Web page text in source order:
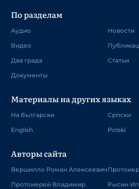
По разделам
Аудио
Видео
Два града
Документы
Новости
Статьи
Материалы на других языках
На български
English
Српски
Polski
Авторы сайта
Вершилло Роман Алексеевич
Протоиерей Владимир
Рысин